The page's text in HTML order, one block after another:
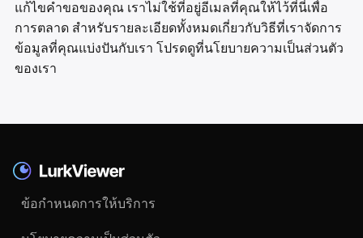
แก้ไขคำขอของคุณ เราไม่ใช้ที่อยู่อีเมลที่คุณให้ไว้ที่นี่เพื่อ
การตลาด สำหรับรายละเอียดทั้งหมดเกี่ยวกับวิธีที่เราจัดการ
ข้อมูลที่คุณแบ่งปันกับเรา โปรดดูที่นโยบายความเป็นส่วนตัว
ของเรา
ข้อกำหนดการให้บริการ